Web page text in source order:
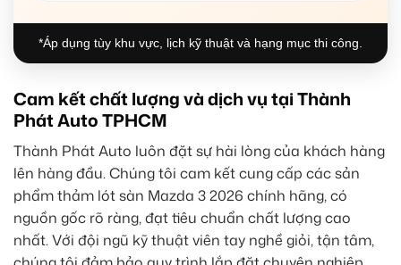
*Áp dụng tùy khu vực, lịch kỹ thuật và hạng mục thi công.
Cam kết chất lượng và dịch vụ tại Thành
Phát Auto TPHCM
Thành Phát Auto luôn đặt sự hài lòng của khách hàng
lên hàng đầu. Chúng tôi cam kết cung cấp các sản
phẩm thảm lót sàn Mazda 3 2026 chính hãng, có
nguồn gốc rõ ràng, đạt tiêu chuẩn chất lượng cao
nhất. Với đội ngũ kỹ thuật viên tay nghề giỏi, tận tâm,